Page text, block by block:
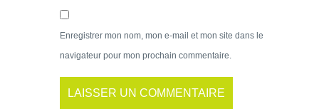
Enregistrer mon nom, mon e-mail et mon site dans le
navigateur pour mon prochain commentaire.